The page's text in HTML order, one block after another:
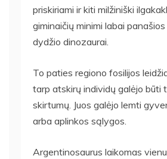
priskiriami ir kiti milžiniški
giminaičių minimi labai
dydžio dinozaurai.
To paties regiono fosilijos
tarp atskirų individų galėjo būti
skirtumų. Juos galėjo lemti
arba aplinkos sąlygos.
Argentinosaurus laikomas